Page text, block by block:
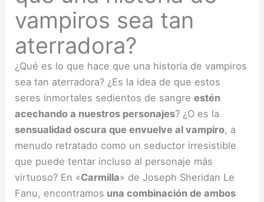
vampiros sea tan
aterradora?
¿Qué es lo que hace que una historia de vampiros
sea tan aterradora? ¿Es la idea de que estos
seres inmortales sedientos de sangreestén
acechando a nuestros personajes? ¿O es la
sensualidad oscura que envuelve al vampiro, a
menudo retratado como un seductor irresistible
que puede tentar incluso al personaje más
virtuoso? En «Carmilla» de Joseph Sheridan Le
Fanu, encontramos una combinación de ambos